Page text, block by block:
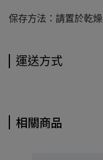
保存方法：請置於乾
運送方式
相關商品